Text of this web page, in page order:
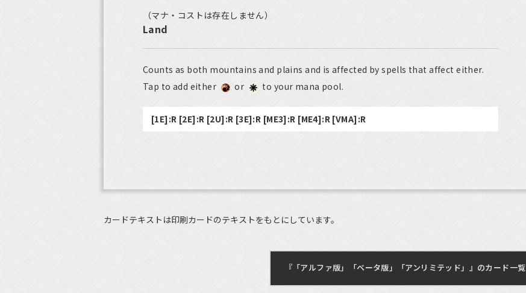
（マナ・コストは存在しません）
Land
Counts as both mountains and plains and is affected by spells that affect either.
Tap to add either
or to your mana pool.
[1E]:R [2E]:R [2U]:R [3E]:R [ME3]:R [ME4]:R [VMA]:R
カードテキストは印刷カードのテキストをもとにしています。
『「アルファ版」「ベータ版」「アンリミテッド」』のカード一覧